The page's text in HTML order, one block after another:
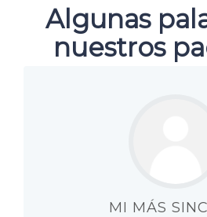
Algunas
nuestros
MI MÁS